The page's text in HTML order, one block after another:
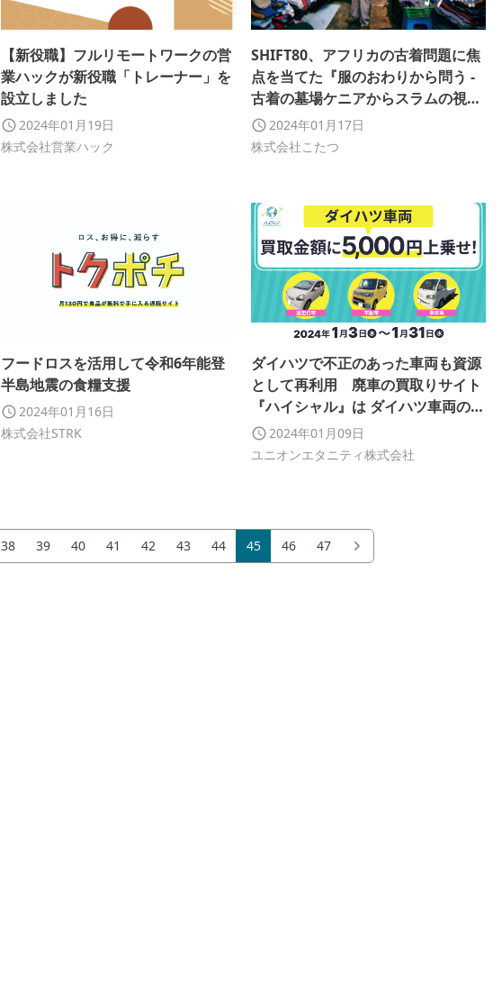
【新役職】フルリモートワークの営
業ハックが新役職「トレーナー」を
設立しました
2024年01月19日
株式会社営業ハック
SHIFT80、アフリカの古着問題に焦
点を当てた『服のおわりから問う -
古着の墓場ケニアからスラムの視点
を交えて考える』展を、東京・虎ノ
門のSIGNALで開催
2024年01月17日
株式会社こたつ
フードロスを活用して令和6年能登
半島地震の食糧支援
2024年01月16日
株式会社STRK
ダイハツで不正のあった車両も資源
として再利用 廃車の買取りサイト
『ハイシャル』は ダイハツ車両の買
取金額に5,000円を上乗せします
2024年01月09日
ユニオンエタニティ株式会社
38 39 40 41 42 43 44 45 46 47